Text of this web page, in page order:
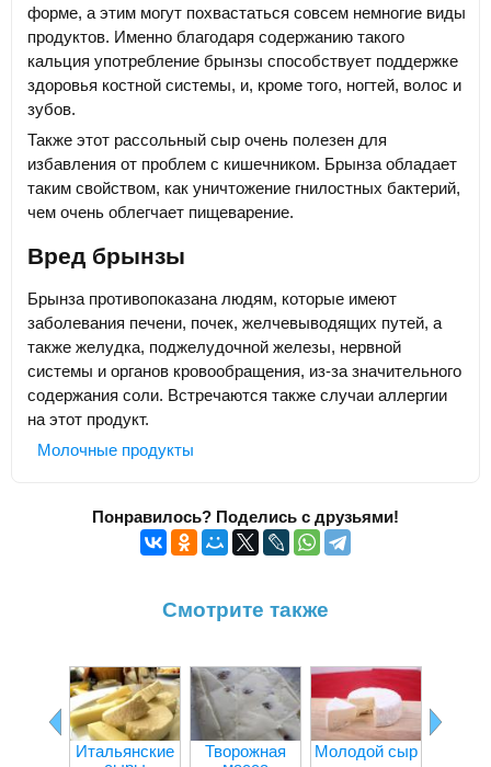
форме, а этим могут похвастаться совсем немногие виды
продуктов. Именно благодаря содержанию такого
кальция употребление брынзы способствует поддержке
здоровья костной системы, и, кроме того, ногтей, волос и
зубов.
Также этот рассольный сыр очень полезен для
избавления от проблем с кишечником. Брынза обладает
таким свойством, как уничтожение гнилостных бактерий,
чем очень облегчает пищеварение.
Вред брынзы
Брынза противопоказана людям, которые имеют
заболевания печени, почек, желчевыводящих путей, а
также желудка, поджелудочной железы, нервной
системы и органов кровообращения, из-за значительного
содержания соли. Встречаются также случаи аллергии
на этот продукт.
Молочные продукты
Понравилось? Поделись с друзьями!
Смотрите также
Итальянские
Творожная
Молодой сыр